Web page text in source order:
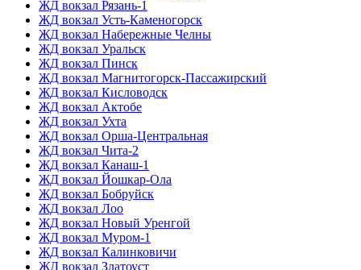
ЖД вокзал Рязань-1
ЖД вокзал Усть-Каменогорск
ЖД вокзал Набережные Челны
ЖД вокзал Уральск
ЖД вокзал Пинск
ЖД вокзал Магнитогорск-Пассажирский
ЖД вокзал Кисловодск
ЖД вокзал Актобе
ЖД вокзал Ухта
ЖД вокзал Орша-Центральная
ЖД вокзал Чита-2
ЖД вокзал Канаш-1
ЖД вокзал Йошкар-Ола
ЖД вокзал Бобруйск
ЖД вокзал Лоо
ЖД вокзал Новый Уренгой
ЖД вокзал Муром-1
ЖД вокзал Калинковичи
ЖД вокзал Златоуст